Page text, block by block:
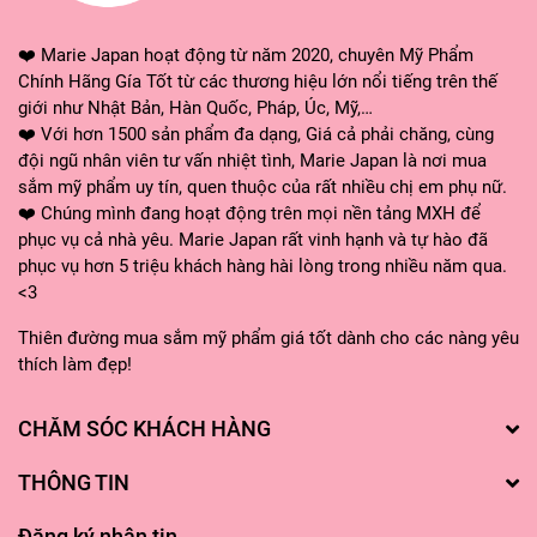
thông qua việc tẩy trang.
NƯỚC TẨY TRANG
Chai CÓ VÒI 500ML BẢN MỚI 2021. Dùng
cho người ít trang điểm.
HƯỚNG DẪN SỬ DỤNG
Tẩy trang Hatomugi
2 phân loại khác nhau.
ĐỐI VỚI DẦU TẨY TRANG
Bước 1: Nhấn một lượng dầu tẩy trang vừa đủ
❤️ Marie Japan hoạt động từ năm 2020, chuyên Mỹ Phẩm
Chính Hãng Gía Tốt từ các thương hiệu lớn nổi tiếng trên thế
giới như Nhật Bản, Hàn Quốc, Pháp, Úc, Mỹ,…
❤️ Với hơn 1500 sản phẩm đa dạng, Giá cả phải chăng, cùng
đội ngũ nhân viên tư vấn nhiệt tình, Marie Japan là nơi mua
sắm mỹ phẩm uy tín, quen thuộc của rất nhiều chị em phụ nữ.
❤️ Chúng mình đang hoạt động trên mọi nền tảng MXH để
phục vụ cả nhà yêu. Marie Japan rất vinh hạnh và tự hào đã
phục vụ hơn 5 triệu khách hàng hài lòng trong nhiều năm qua.
<3
Thiên đường mua sắm mỹ phẩm giá tốt dành cho các nàng yêu
thích làm đẹp!
CHĂM SÓC KHÁCH HÀNG
THÔNG TIN